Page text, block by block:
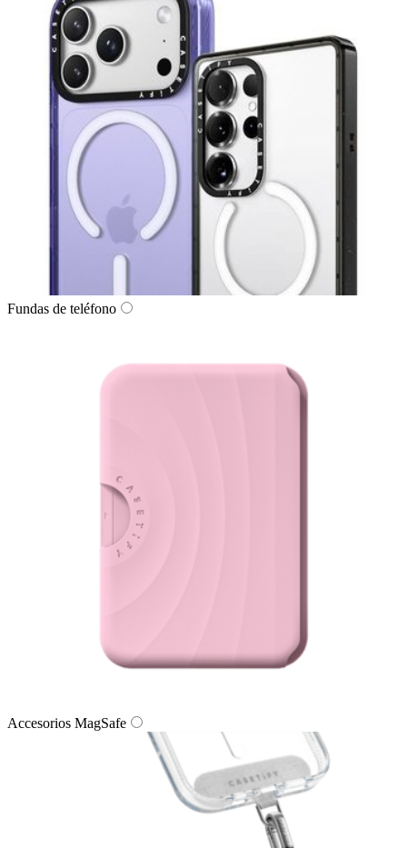
Fundas de teléfono
Accesorios MagSafe